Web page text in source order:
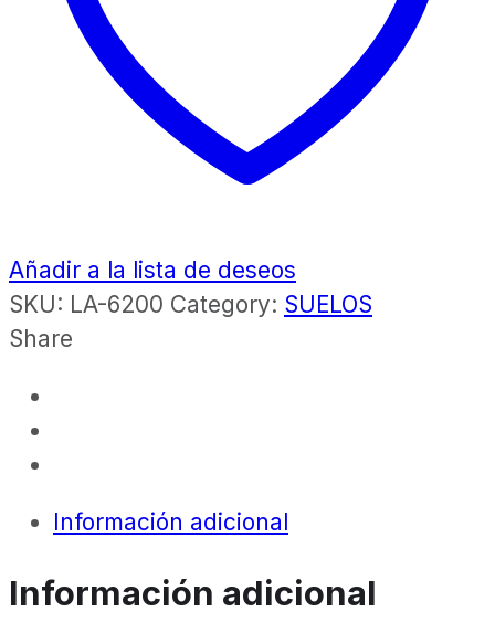
Añadir a la lista de deseos
SKU: LA-6200 Category: SUELOS
Share
Información adicional
Información adicional